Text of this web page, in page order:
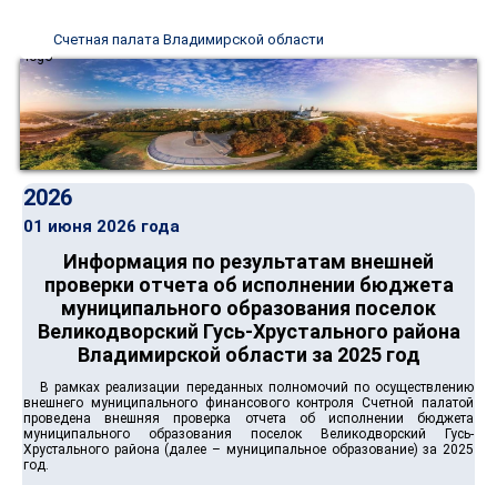
Счетная палата Владимирской области
2026
01 июня 2026 года
Информация по результатам внешней
проверки отчета об исполнении бюджета
муниципального образования поселок
Великодворский Гусь-Хрустального района
Владимирской области за 2025 год
В рамках реализации переданных полномочий по осуществлению
внешнего муниципального финансового контроля Счетной палатой
проведена внешняя проверка отчета об исполнении бюджета
муниципального образования поселок Великодворский Гусь-
Хрустального района (далее – муниципальное образование) за 2025
год.